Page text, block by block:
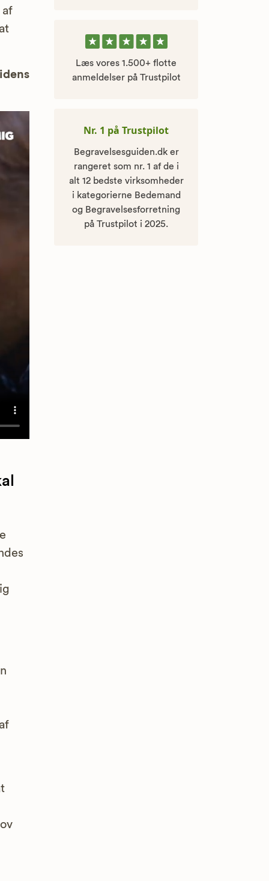
af
Læs vores 1.500+ flotte
anmeldelser på Trustpilot
Nr. 1 på Trustpilot
Begravelsesguiden.dk er
rangeret som nr. 1 af de i
alt 12 bedste virksomheder
i kategorierne Bedemand
og Begravelsesforretning
på Trustpilot i 2025.